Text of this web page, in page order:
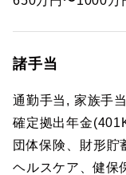
諸手当
通勤手当, 家族手
確定拠出年金
団体保険、財形貯
ヘルスケア、健保